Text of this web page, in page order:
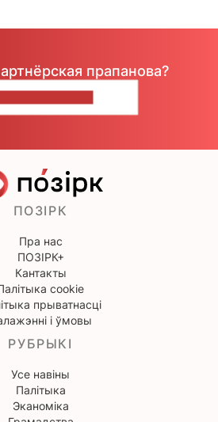
прапанова?
ПОЗІРК
Пра нас
ПОЗІРК+
Кантакты
cookie
прыватнасці
і ўмовы
РУБРЫКІ
Усе навіны
Палітыка
Эканоміка